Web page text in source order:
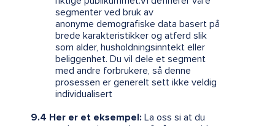
segmenter ved bruk av
anonyme demografiske data basert på
brede karakteristikker og atferd slik
som alder, husholdningsinntekt eller
beliggenhet. Du vil dele et segment
med andre forbrukere, så denne
prosessen er generelt sett ikke veldig
individualisert
9.4 Her er et eksempel: La oss si at du